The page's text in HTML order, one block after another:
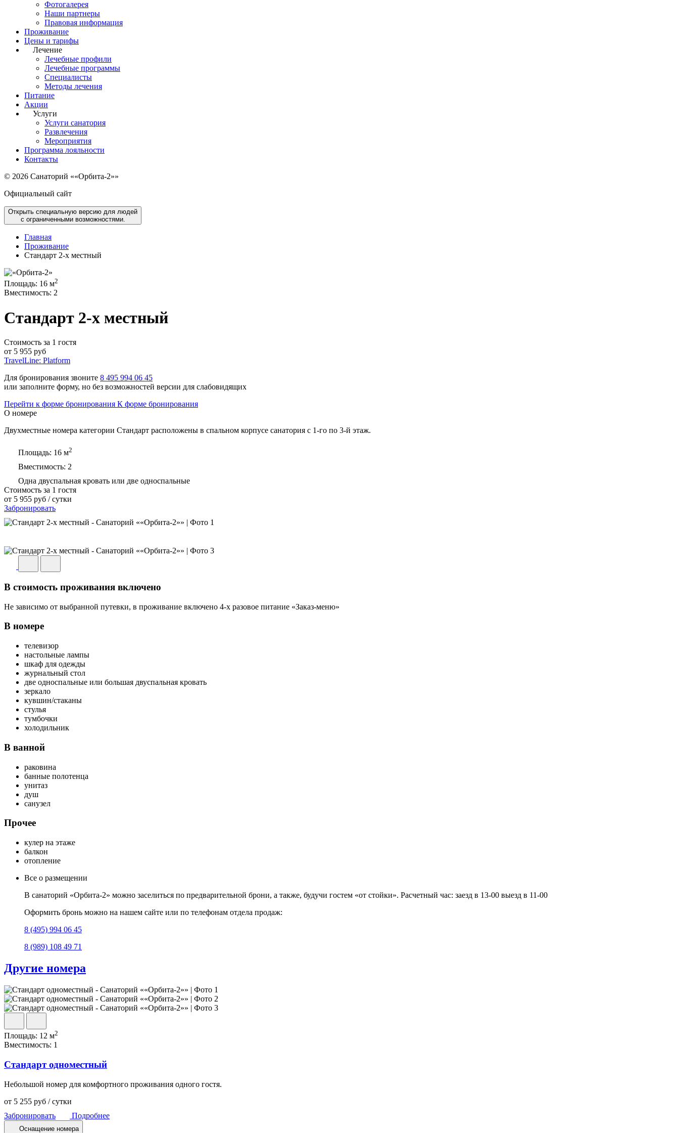
Фотогалерея
Наши партнеры
Правовая информация
Проживание
Цены и тарифы
Лечение
Лечебные профили
Лечебные программы
Специалисты
Методы лечения
Питание
Акции
Услуги
Услуги санатория
Развлечения
Мероприятия
Программа лояльности
Контакты
© 2026 Санаторий ««Орбита-2»»
Официальный сайт
Открыть специальную версию для людей
с ограниченными возможностями.
Главная
Проживание
Стандарт 2-х местный
Площадь: 16 м2
Вместимость: 2
Стандарт 2-х местный
Стоимость за 1 гостя
от 5 955 руб
TravelLine: Platform
Для бронирования звоните 8 495 994 06 45
или заполните форму, но без возможностей версии для слабовидящих
Перейти к форме бронирования К форме бронирования
О номере
Двухместные номера категории Стандарт расположены в спальном корпусе санатория с 1-го по 3-й этаж.
Площадь: 16 м2
Вместимость: 2
Одна двуспальная кровать или две односпальные
Стоимость за 1 гостя
от 5 955 руб / сутки
Забронировать
В стоимость проживания включено
Не зависимо от выбранной путевки, в проживание включено 4-х разовое питание «Заказ-меню»
В номере
телевизор
настольные лампы
шкаф для одежды
журнальный стол
две односпальные или большая двуспальная кровать
зеркало
кувшин/стаканы
стулья
тумбочки
холодильник
В ванной
раковина
банные полотенца
унитаз
душ
санузел
Прочее
кулер на этаже
балкон
отопление
Все о размещении
В санаторий «Орбита-2» можно заселиться по предварительной брони, а также, будучи гостем «от стойки». Расчетный час: заезд в 13-00 выезд в 11-00
Оформить бронь можно на нашем сайте или по телефонам отдела продаж:
8 (495) 994 06 45
8 (989) 108 49 71
Другие номера
Площадь: 12 м2
Вместимость: 1
Стандарт одноместный
Небольшой номер для комфортного проживания одного гостя.
от 5 255 руб / сутки
Забронировать
Подробнее
Оснащение номера